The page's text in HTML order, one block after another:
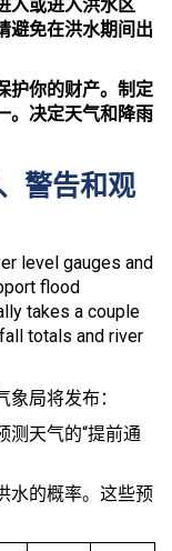
入或进入洪水区
避免在洪水期间出
护你的财产。制定
。决定天气和降雨
警告和观
level gauges and
flood
takes a couple
totals and river
局将发布：
天气的“提前通
水的概率。这些预